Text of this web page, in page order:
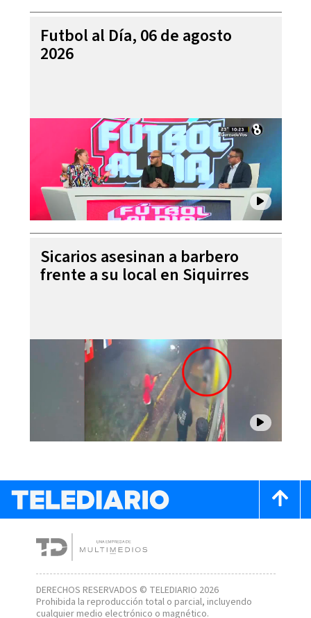
Futbol al Día, 06 de agosto
2026
Sicarios asesinan a barbero
frente a su local en Siquirres
DERECHOS RESERVADOS © TELEDIARIO 2026
Prohibida la reproducción total o parcial, incluyendo
cualquier medio electrónico o magnético.